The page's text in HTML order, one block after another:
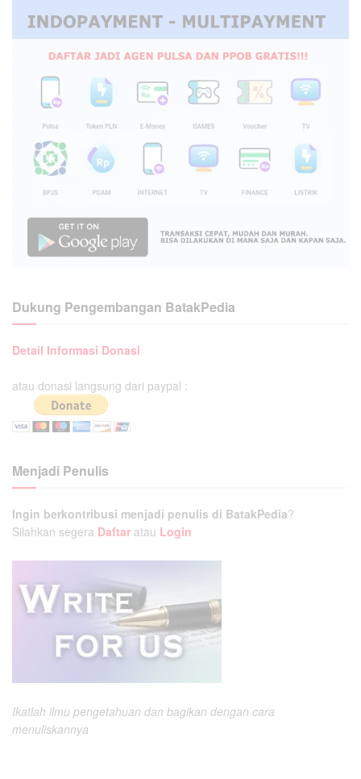
Dukung Pengembangan BatakPedia
Detail Informasi Donasi
atau donasi langsung dari paypal :
Menjadi Penulis
Ingin berkontribusi menjadi penulis di BatakPedia?
Silahkan segera Daftar atau Login
Ikatlah ilmu pengetahuan dan bagikan dengan cara
menuliskannya